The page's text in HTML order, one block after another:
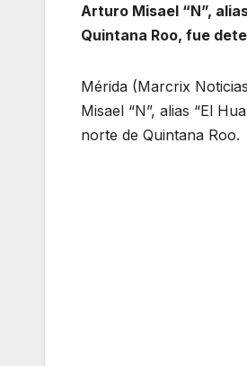
Arturo Misael “N”,
Quintana Roo, fue
Mérida (Marcrix
Misael “N”, alias “El
norte de Quintana Roo.